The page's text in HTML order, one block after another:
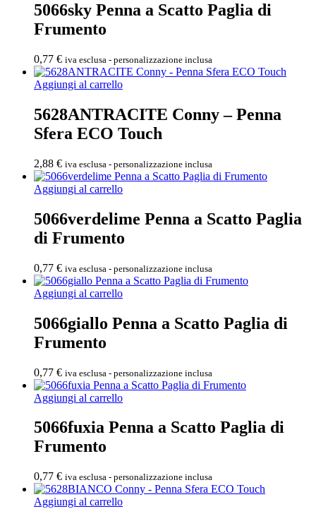
5066sky Penna a Scatto Paglia di
Frumento
0,77 € iva esclusa - personalizzazione inclusa
Aggiungi al carrello
5628ANTRACITE Conny – Penna
Sfera ECO Touch
2,88 € iva esclusa - personalizzazione inclusa
Aggiungi al carrello
5066verdelime Penna a Scatto Paglia
di Frumento
0,77 € iva esclusa - personalizzazione inclusa
Aggiungi al carrello
5066giallo Penna a Scatto Paglia di
Frumento
0,77 € iva esclusa - personalizzazione inclusa
Aggiungi al carrello
5066fuxia Penna a Scatto Paglia di
Frumento
0,77 € iva esclusa - personalizzazione inclusa
Aggiungi al carrello